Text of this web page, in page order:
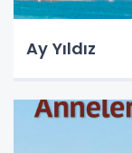
Ay Yıldız